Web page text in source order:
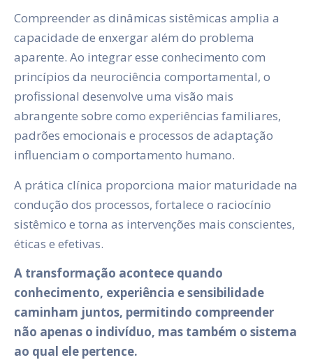
Compreender as dinâmicas sistêmicas amplia a
capacidade de enxergar além do problema
aparente. Ao integrar esse conhecimento com
princípios da neurociência comportamental, o
profissional desenvolve uma visão mais
abrangente sobre como experiências familiares,
padrões emocionais e processos de adaptação
influenciam o comportamento humano.
A prática clínica proporciona maior maturidade na
condução dos processos, fortalece o raciocínio
sistêmico e torna as intervenções mais conscientes,
éticas e efetivas.
A transformação acontece quando
conhecimento, experiência e sensibilidade
caminham juntos, permitindo compreender
não apenas o indivíduo, mas também o sistema
ao qual ele pertence.